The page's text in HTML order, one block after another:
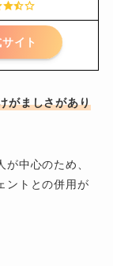
イト
がましさがあり
中心のため、
ントとの併用が